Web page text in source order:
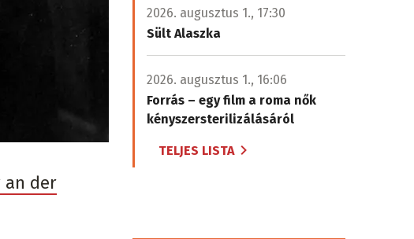
an der
2026. augusztus 1., 17:30
Sült Alaszka
2026. augusztus 1., 16:06
Forrás – egy film a roma nők
kényszersterilizálásáról
TELJES LISTA